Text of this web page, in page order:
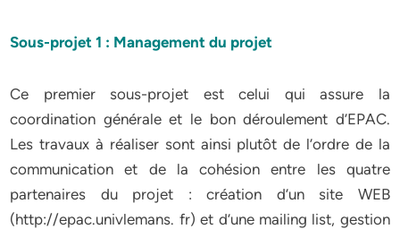
Sous-projet 1 : Management du projet
Ce premier sous-projet est celui qui assure la
coordination générale et le bon déroulement d’EPAC.
Les travaux à réaliser sont ainsi plutôt de l’ordre de la
communication et de la cohésion entre les quatre
partenaires du projet : création d’un site WEB
(http://epac.univlemans. fr) et d’une mailing list, gestion